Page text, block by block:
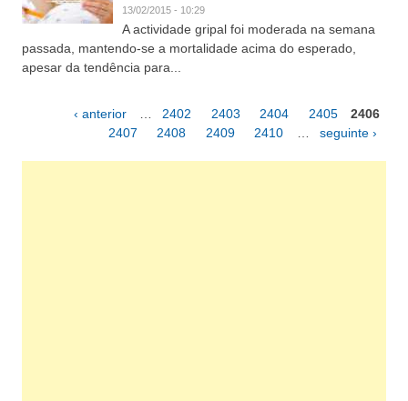
13/02/2015 - 10:29
A actividade gripal foi moderada na semana
passada, mantendo-se a mortalidade acima do esperado,
apesar da tendência para...
Páginas‹ anterior 2402 2403 2404 2405
2406
2407
2408 2409 2410 seguinte ›